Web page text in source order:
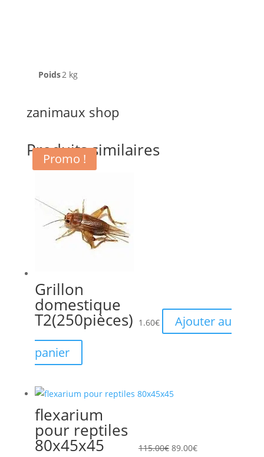
Poids2 kg
zanimaux shop
Produits similaires
Grillon
domestique
T2(250pièces) 1.60€
Ajouter au
panier
Promo !
flexarium
pour reptiles
80x45x45 115.00€ initial
89.00€actuel